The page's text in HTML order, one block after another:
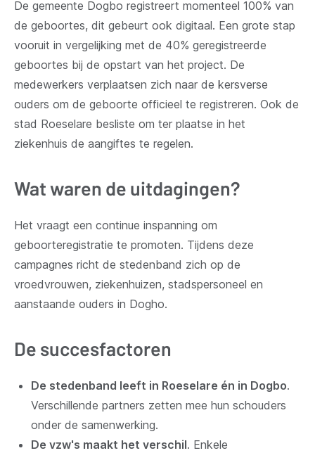
De gemeente Dogbo registreert momenteel 100% van
de geboortes, dit gebeurt ook digitaal. Een grote stap
vooruit in vergelijking met de 40% geregistreerde
geboortes bij de opstart van het project. De
medewerkers verplaatsen zich naar de kersverse
ouders om de geboorte officieel te registreren. Ook de
stad Roeselare besliste om ter plaatse in het
ziekenhuis de aangiftes te regelen.
Wat waren de uitdagingen?
Het vraagt een continue inspanning om
geboorteregistratie te promoten. Tijdens deze
campagnes richt de stedenband zich op de
vroedvrouwen, ziekenhuizen, stadspersoneel en
aanstaande ouders in Dogho.
De succesfactoren
De stedenband leeft in Roeselare én in Dogbo.
Verschillende partners zetten mee hun schouders
onder de samenwerking.
De vzw's maakt het verschil. Enkele